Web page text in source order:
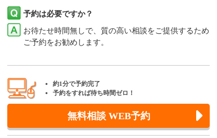
予約は必要ですか？
お待たせ時間無しで、質の高い相談をご提供するため
ご予約をお勧めします。
約1分で予約完了
予約をすれば待ち時間ゼロ！
無料相談 WEB予約